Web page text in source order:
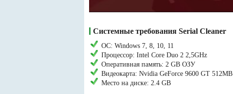
Системные требования Serial Cleaner
ОС: Windows 7, 8, 10, 11
Процессор: Intel Core Duo 2 2,5GHz
Оперативная память: 2 GB ОЗУ
Видеокарта: Nvidia GeForce 9600 GT 512MB
Место на диске: 2.4 GB